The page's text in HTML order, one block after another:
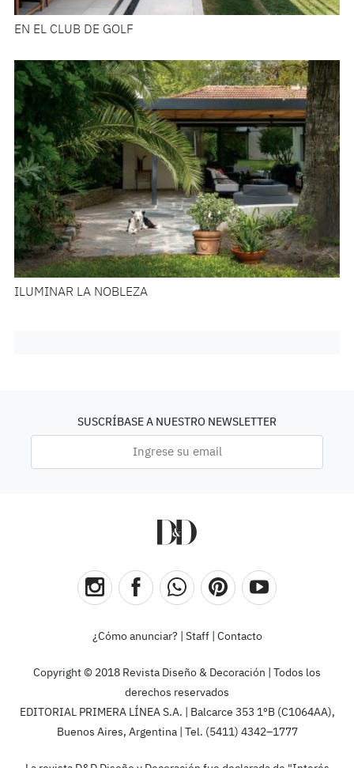
EN EL CLUB DE GOLF
ILUMINAR LA NOBLEZA
SUSCRÍBASE A NUESTRO NEWSLETTER
¿Cómo anunciar? Staff| Contacto
Copyright © 2018 Revista Diseño & Decoración | Todos los
derechos reservados
EDITORIAL PRIMERA LÍNEA S.A. | Balcarce 353 1ºB (C1064AA),
Buenos Aires, Argentina | Tel. (5411) 4342–1777